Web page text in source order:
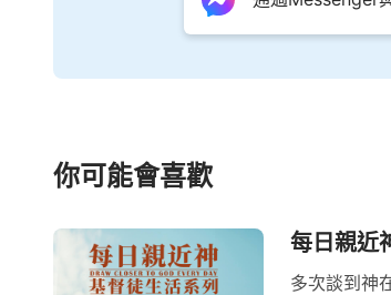
你可能會喜歡
每日親近
多次談到神